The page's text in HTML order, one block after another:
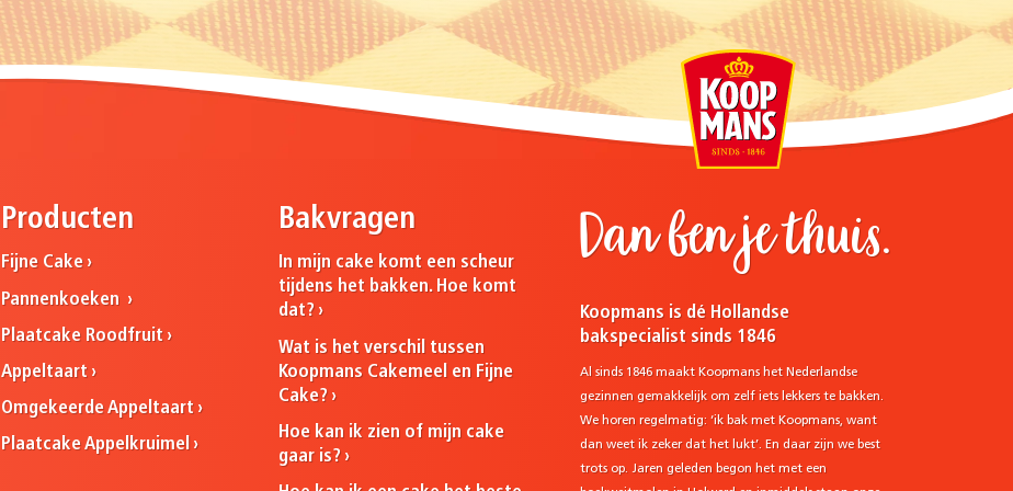
Producten
Fijne Cake
Pannenkoeken
Plaatcake Roodfruit
Appeltaart
Omgekeerde Appeltaart
Plaatcake Appelkruimel
Bakvragen
In mijn cake komt een scheur
tijdens het bakken. Hoe komt
dat?
Wat is het verschil tussen
Koopmans Cakemeel en Fijne
Cake?
Hoe kan ik zien of mijn cake
gaar is?
Dan ben je thuis.
Koopmans is dé Hollandse
bakspecialist sinds 1846
Al sinds 1846 maakt Koopmans het Nederlandse
gezinnen gemakkelijk om zelf iets lekkers te bakken.
We horen regelmatig: ‘ik bak met Koopmans, want
dan weet ik zeker dat het lukt’. En daar zijn we best
trots op. Jaren geleden begon het met een